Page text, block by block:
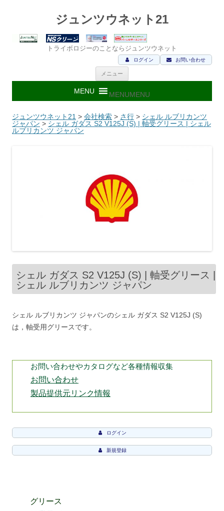
ジュンツウネット21
トライボロジーのことならジュンツウネット
お問い合わせ
ログイン
メニュー
ン
ツ
ス
キ
ッ
MENUMENU
ジュンツウネット21 > 会社検索 > さ行 > シェル ルブリカンツ
ジャパン > シェル ガダス S2 V125J (S) | 軸受グリース | シェル
ルブリカンツ ジャパン
シェル ガダス S2 V125J (S) | 軸受グリース |
シェル ルブリカンツ ジャパン
シェル ルブリカンツ ジャパンのシェル ガダス S2 V125J (S)
は，軸受用グリースです。
お問い合わせやカタログなど各種情報収集
お問い合わせ
製品提供元リンク情報
ログイン
新規登録
グリース